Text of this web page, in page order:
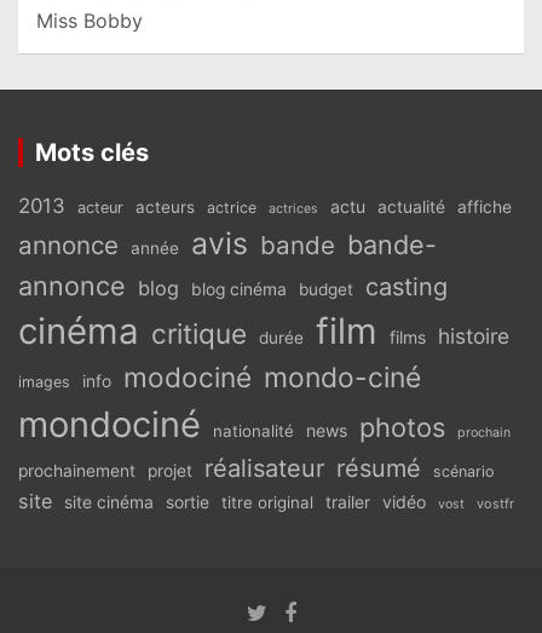
Miss Bobby
Mots clés
2013 acteur acteurs actrice actrices actu actualité affiche
annonce année avis bande bande-
annonce blog blog cinéma budget casting
cinéma critique durée film films histoire
images info modociné mondo-ciné
mondociné nationalité news photos prochain
prochainement projet réalisateur résumé scénario
site site cinéma sortie titre original trailer vidéo vost vostfr